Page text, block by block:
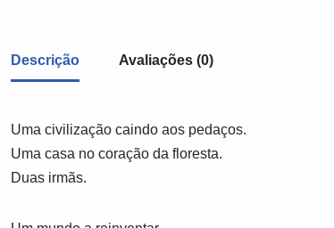
Descrição Avaliações (0)
Uma civilização caindo aos pedaços.
Uma casa no coração da floresta.
Duas irmãs.